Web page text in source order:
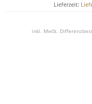
Lieferzeit:
inkl. MwSt.